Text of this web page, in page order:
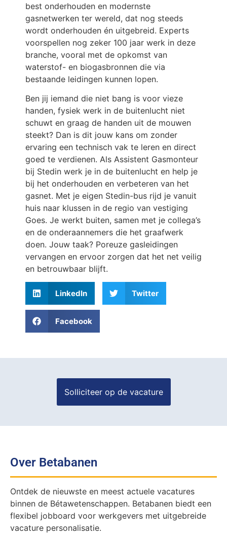
best onderhouden en modernste
gasnetwerken ter wereld, dat nog steeds
wordt onderhouden én uitgebreid. Experts
voorspellen nog zeker 100 jaar werk in deze
branche, vooral met de opkomst van
waterstof- en biogasbronnen die via
bestaande leidingen kunnen lopen.
Ben jij iemand die niet bang is voor vieze
handen, fysiek werk in de buitenlucht niet
schuwt en graag de handen uit de mouwen
steekt? Dan is dit jouw kans om zonder
ervaring een technisch vak te leren en direct
goed te verdienen. Als Assistent Gasmonteur
bij Stedin werk je in de buitenlucht en help je
bij het onderhouden en verbeteren van het
gasnet. Met je eigen Stedin-bus rijd je vanuit
huis naar klussen in de regio van vestiging
Goes. Je werkt buiten, samen met je collega’s
en de onderaannemers die het graafwerk
doen. Jouw taak? Poreuze gasleidingen
vervangen en ervoor zorgen dat het net veilig
en betrouwbaar blijft.
LinkedIn Twitter
Facebook
Over Betabanen
Ontdek de nieuwste en meest actuele vacatures
binnen de Bétawetenschappen. Betabanen biedt een
flexibel jobboard voor werkgevers met uitgebreide
vacature personalisatie.